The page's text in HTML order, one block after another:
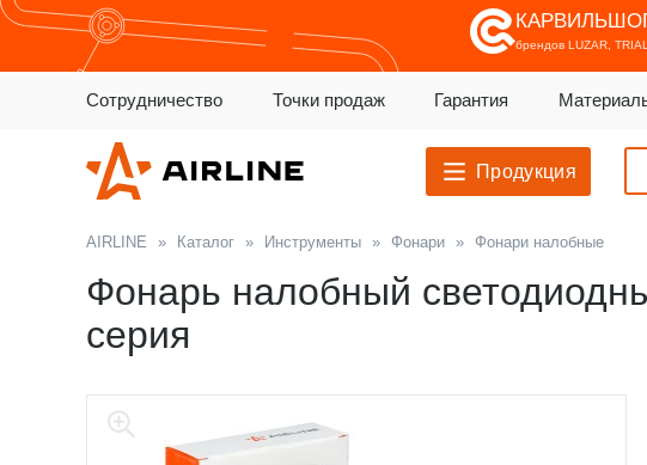
брендов LUZAR,
Сотрудничество Точки продаж Гарантия
Продукция
AIRLINE » Каталог » Инструменты » Фонари » Фонари налобные
Фонарь налобный
серия